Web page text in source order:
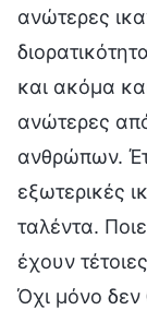
ανώτερες
και ακόμα
ανώτερες
ανθρώπων.
εξωτερικές
ταλέντα.
έχουν
Όχι μόνο